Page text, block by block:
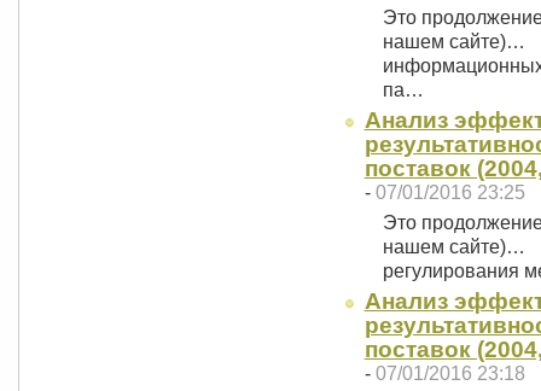
Это
нашем сайте)…
информационных
па…
Анализ
поставок
- 07/01/2016 23:25
Это
нашем сайте)…
регулирования
Анализ
поставок
- 07/01/2016 23:18